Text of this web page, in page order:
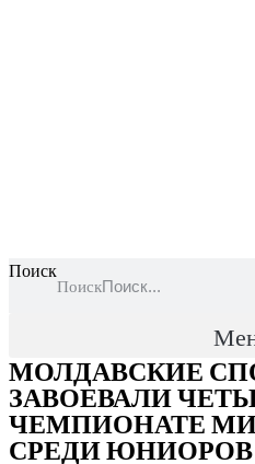
Поиск
Поиск
МОЛДАВСКИЕ
ЗАВОЕВАЛИ
ЧЕМПИОНАТЕ
СРЕДИ ЮНИОРОВ